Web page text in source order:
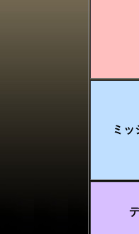
ミッ